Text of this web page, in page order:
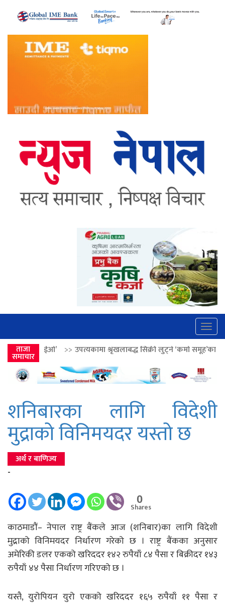
ताजा
समाचार
उपत्यकामा श्रृंखलाबद्ध सिक्री लुट्ने ‘कर्मा समूह’का नाइकेसहित पाँच पक्राउ
शनिबारका लागि विदेशी
मुद्राको विनिमयदर यस्तो छ
अर्थ र बाणिज्य
-
0
Shares
काठमाडौं– नेपाल राष्ट्र बैंकले आज (शनिबार)का लागि विदेशी
मुद्राको विनिमयदर निर्धारण गरेको छ । राष्ट्र बैंकका अनुसार
अमेरिकी डलर एकको खरिददर १४२ रुपैयाँ ८४ पैसा र बिक्रीदर १४३
रुपैयाँ ४४ पैसा निर्धारण गरिएको छ ।
यस्तै, युरोपियन युरो एकको खरिददर १६५ रुपैयाँ ११ पैसा र